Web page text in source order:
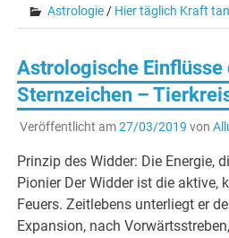
Astrologie/ Hier täglich Kraft
Astrologische Einflüsse
Sternzeichen –
Veröffentlicht am27/03/2019 von
Prinzip des Widder: Die Energie,
Pionier Der Widder ist die aktive,
Feuers. Zeitlebens unterliegt er
Expansion, nach